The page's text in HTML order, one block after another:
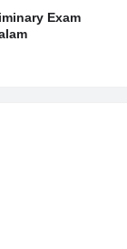
Exam